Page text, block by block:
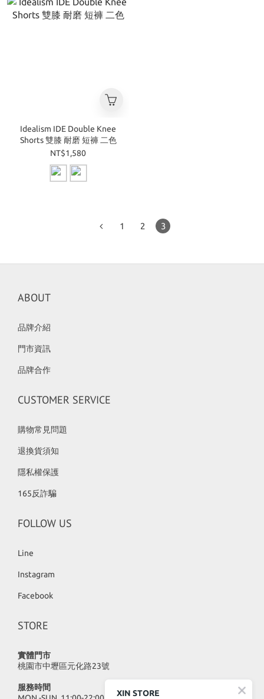
Idealism IDE Double Knee
Shorts 雙膝 耐磨 短褲 二色
NT$1,580
1 2 3
ABOUT
品牌介紹
門市資訊
品牌合作
CUSTOMER SERVICE
購物常見問題
退換貨須知
隱私權保護
165反詐騙
FOLLOW US
Line
Instagram
Facebook
STORE
實體門市
桃園市中壢區元化路23號
服務時間
XIN STORE